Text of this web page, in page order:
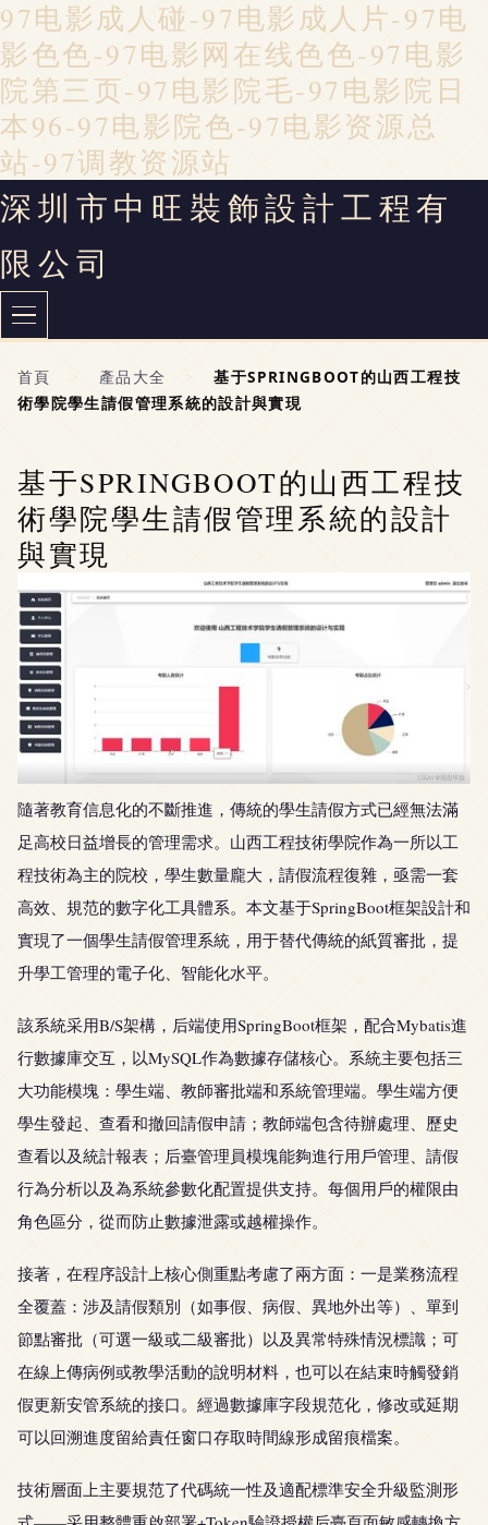
97电影成人碰-97电影成人片-97电
影色色-97电影网在线色色-97电影
院第三页-97电影院毛-97电影院日
本96-97电影院色-97电影资源总
站-97调教资源站
深圳市中旺裝飾設計工程有
限公司
首頁 > 產品大全 >
基于SPRINGBOOT的山西工程技
術學院學生請假管理系統的設計與實現
基于SPRINGBOOT的山西工程技
術學院學生請假管理系統的設計
與實現
隨著教育信息化的不斷推進，傳統的學生請假方式已經無法滿
足高校日益增長的管理需求。山西工程技術學院作為一所以工
程技術為主的院校，學生數量龐大，請假流程復雜，亟需一套
高效、規范的數字化工具體系。本文基于SpringBoot框架設計和
實現了一個學生請假管理系統，用于替代傳統的紙質審批，提
升學工管理的電子化、智能化水平。
該系統采用B/S架構，后端使用SpringBoot框架，配合Mybatis進
行數據庫交互，以MySQL作為數據存儲核心。系統主要包括三
大功能模塊：學生端、教師審批端和系統管理端。學生端方便
學生發起、查看和撤回請假申請；教師端包含待辦處理、歷史
查看以及統計報表；后臺管理員模塊能夠進行用戶管理、請假
行為分析以及為系統參數化配置提供支持。每個用戶的權限由
角色區分，從而防止數據泄露或越權操作。
接著，在程序設計上核心側重點考慮了兩方面：一是業務流程
全覆蓋：涉及請假類別（如事假、病假、異地外出等）、單到
節點審批（可選一級或二級審批）以及異常特殊情況標識；可
在線上傳病例或教學活動的說明材料，也可以在結束時觸發銷
假更新安管系統的接口。經過數據庫字段規范化，修改或延期
可以回溯進度留給責任窗口存取時間線形成留痕檔案。
技術層面上主要規范了代碼統一性及適配標準安全升級監測形